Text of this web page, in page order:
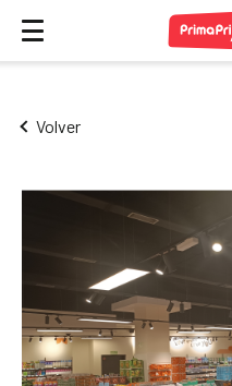
Volver